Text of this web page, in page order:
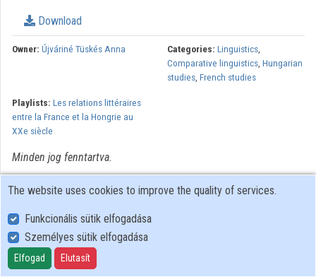
Contributors
Download
Owner: Újváriné Tüskés Anna Categories: Linguistics,
Comparative linguistics, Hungarian
studies, French studies
Playlists: Les relations littéraires
entre la France et la Hongrie au
XXe siècle
Minden jog fenntartva.
User Policy
Adatkezelési tájékoztató (en)
Cookie Policy
The website uses cookies to improve the quality of services.
Funkcionális sütik elfogadása
Személyes sütik elfogadása
Elfogad Elutasít